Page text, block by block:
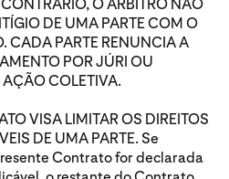
O ÁRBITRO NÃO
DE UMA PARTE COM O
CADA PARTE RENUNCIA A
POR JÚRI OU
COLETIVA.
VISA LIMITAR OS DIREITOS
DE UMA PARTE. Se
Contrato for declarada